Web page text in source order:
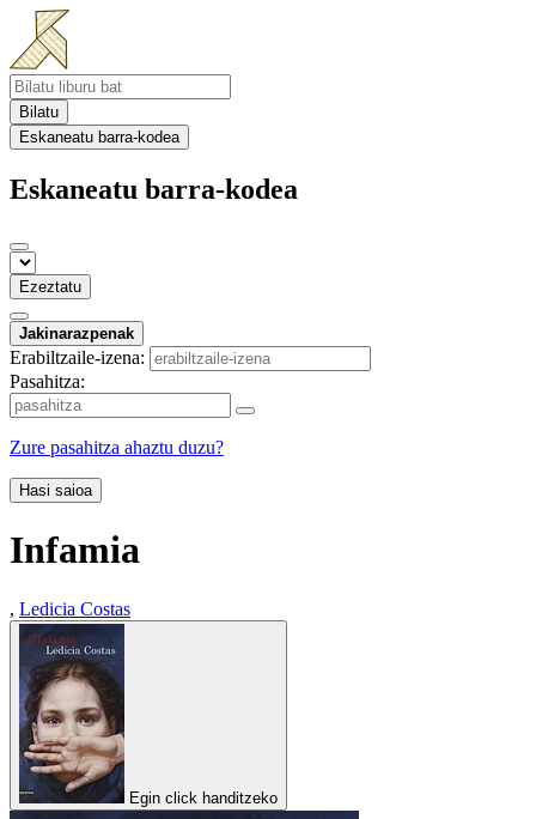
Bilatu
Eskaneatu barra-kodea
Eskaneatu barra-kodea
Ezeztatu
Jakinarazpenak
Erabiltzaile-izena:
Pasahitza:
Zure pasahitza ahaztu duzu?
Hasi saioa
Infamia
, Ledicia Costas
Egin click handitzeko